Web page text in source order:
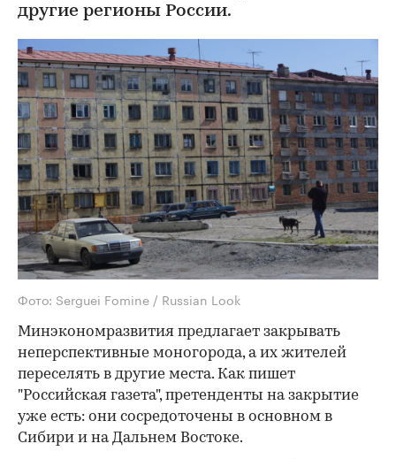
другие регионы России.
Фото: Serguei Fomine / Russian Look
Минэкономразвития предлагает закрывать
неперспективные моногорода, а их жителей
переселять в другие места. Как пишет
"Российская газета", претенденты на закрытие
уже есть: они сосредоточены в основном в
Сибири и на Дальнем Востоке.